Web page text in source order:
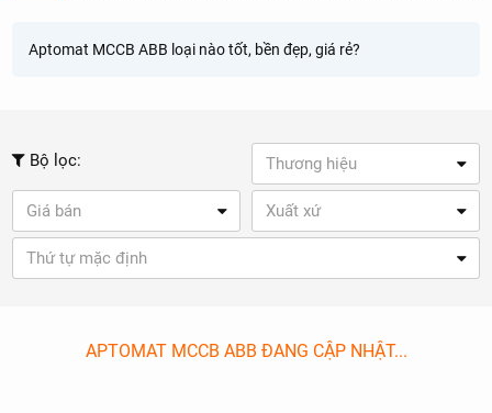
Aptomat MCCB ABB loại nào tốt, bền đẹp, giá rẻ?
Bộ lọc: Thương hiệu
Giá bán Xuất xứ
Thứ tự mặc định
APTOMAT MCCB ABB ĐANG CẬP NHẬT...